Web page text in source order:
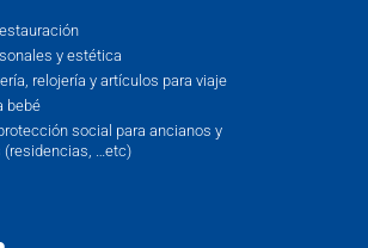
y estética
relojería y artículos para viaje
bebé
social para ancianos y
(residencias, …etc)